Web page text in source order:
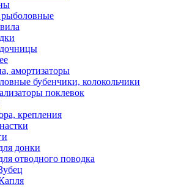
амортизаторы
бубенчики, колокольчики
поклевок
крепления
донки
отводного поводка